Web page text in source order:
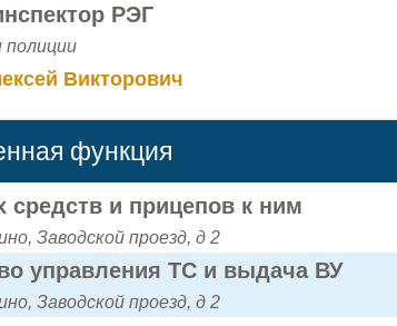
РЭГ
полиции
Викторович
функция
средств и прицепов к ним
Заводской проезд, д 2
управления ТС и выдача ВУ
Заводской проезд, д 2